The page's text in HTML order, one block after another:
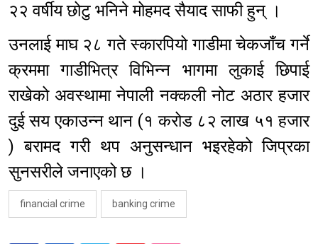
२२ वर्षीय छोटु भनिने मोहमद सैयाद साफी हुन् ।
उनलाई माघ २८ गते स्कारपियो गाडीमा चेकजाँच गर्ने
क्रममा गाडीभित्र विभिन्न भागमा लुकाई छिपाई
राखेको अवस्थामा नेपाली नक्कली नोट अठार हजार
दुई सय एकाउन्न थान (१ करोड ८२ लाख ५१ हजार
) बरामद गरी थप अनुसन्धान भइरहेको जिप्रका
सुनसरीले जनाएको छ ।
financial crime banking crime